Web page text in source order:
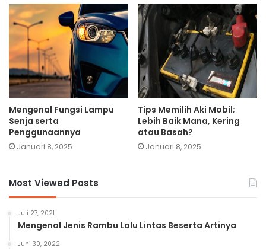
Mengenal Fungsi Lampu
Senja serta
Penggunaannya
Januari 8, 2025
Tips Memilih Aki Mobil;
Lebih Baik Mana, Kering
atau Basah?
Januari 8, 2025
Most Viewed Posts
Juli 27, 2021
Mengenal Jenis Rambu Lalu Lintas Beserta Artinya
Juni 30, 2022